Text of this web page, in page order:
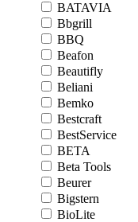
BATAVIA
Bbgrill
BBQ
Beafon
Beautifly
Beliani
Bemko
Bestcraft
BestService
BETA
Beta Tools
Beurer
Bigstern
BioLite